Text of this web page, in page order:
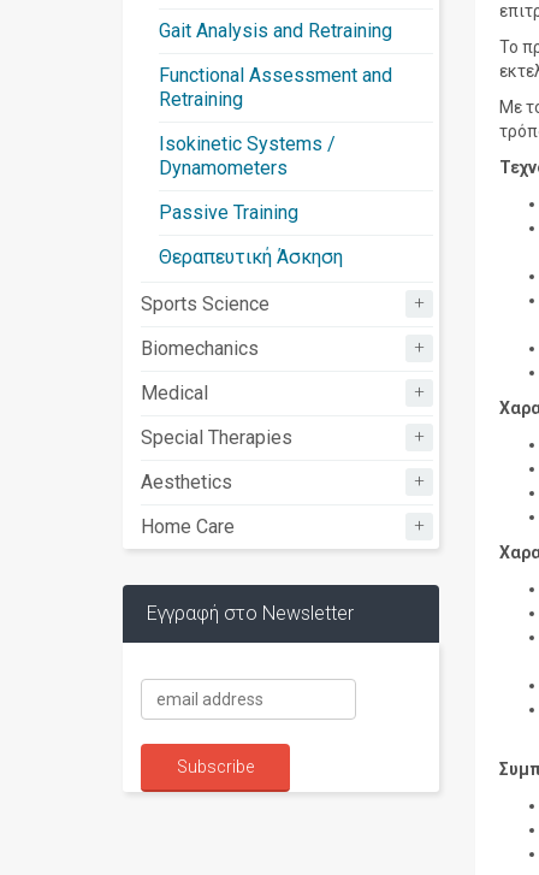
Gait Analysis and Retraining
Functional Assessment and
Retraining
Isokinetic Systems /
Dynamometers
Passive Training
Θεραπευτική Άσκηση
Sports Science +
Biomechanics +
Medical +
Special Therapies +
Aesthetics +
Home Care +
Εγγραφή στο Newsletter
Το
Με